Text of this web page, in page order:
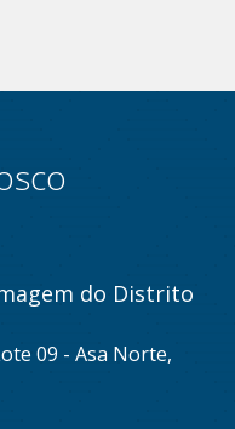
do Distrito
09 - Asa Norte,